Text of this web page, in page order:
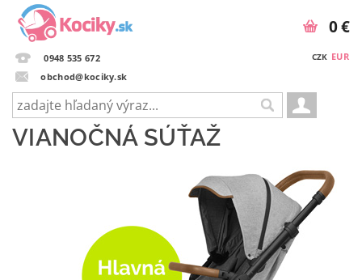
0948 535 672
obchod@kociky.sk
CZK EUR
0 €
VIANOČNÁ SÚŤAŽ